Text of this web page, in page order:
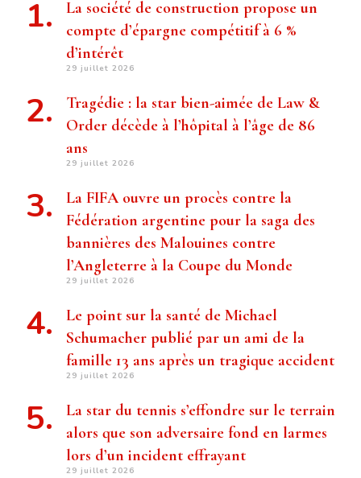
La société de construction propose un
compte d’épargne compétitif à 6 %
d’intérêt
29 juillet 2026
Tragédie : la star bien-aimée de Law &
Order décède à l’hôpital à l’âge de 86
ans
29 juillet 2026
La FIFA ouvre un procès contre la
Fédération argentine pour la saga des
bannières des Malouines contre
l’Angleterre à la Coupe du Monde
29 juillet 2026
Le point sur la santé de Michael
Schumacher publié par un ami de la
famille 13 ans après un tragique accident
29 juillet 2026
La star du tennis s’effondre sur le terrain
alors que son adversaire fond en larmes
lors d’un incident effrayant
29 juillet 2026